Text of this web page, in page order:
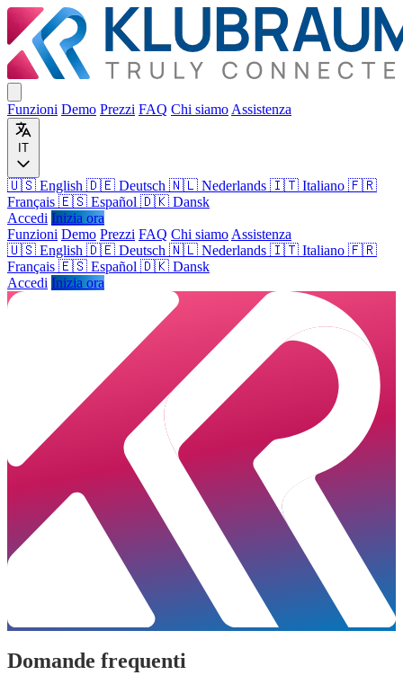
Funzioni Demo Prezzi FAQ Chi siamo Assistenza
IT
🇺🇸 English 🇩🇪 Deutsch 🇳🇱 Nederlands 🇮🇹 Italiano 🇫🇷
Français 🇪🇸 Español 🇩🇰 Dansk
Accedi Inizia ora
Funzioni Demo Prezzi FAQ Chi siamo Assistenza
🇺🇸 English 🇩🇪 Deutsch 🇳🇱 Nederlands 🇮🇹 Italiano 🇫🇷
Français 🇪🇸 Español 🇩🇰 Dansk
Accedi Inizia ora
Domande frequenti